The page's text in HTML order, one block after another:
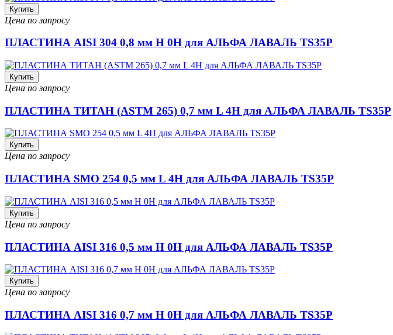
Купить
Цена по запросу
ПЛАСТИНА AISI 304 0,8 мм H 0H для АЛЬФА ЛАВАЛЬ TS35P
Купить
Цена по запросу
ПЛАСТИНА ТИТАН (ASTM 265) 0,7 мм L 4H для АЛЬФА ЛАВАЛЬ TS35P
Купить
Цена по запросу
ПЛАСТИНА SMO 254 0,5 мм L 4H для АЛЬФА ЛАВАЛЬ TS35P
Купить
Цена по запросу
ПЛАСТИНА AISI 316 0,5 мм H 0H для АЛЬФА ЛАВАЛЬ TS35P
Купить
Цена по запросу
ПЛАСТИНА AISI 316 0,7 мм H 0H для АЛЬФА ЛАВАЛЬ TS35P